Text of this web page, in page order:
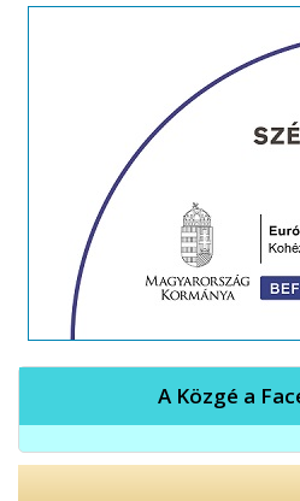
A Közgé a